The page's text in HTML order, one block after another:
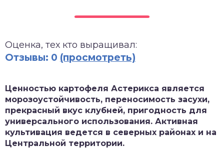
Оценка, тех кто выращивал:
Отзывы: 0 (просмотреть)
Ценностью картофеля Астерикса является
морозоустойчивость, переносимость засухи,
прекрасный вкус клубней, пригодность для
универсального использования. Активная
культивация ведется в северных районах и на
Центральной территории.